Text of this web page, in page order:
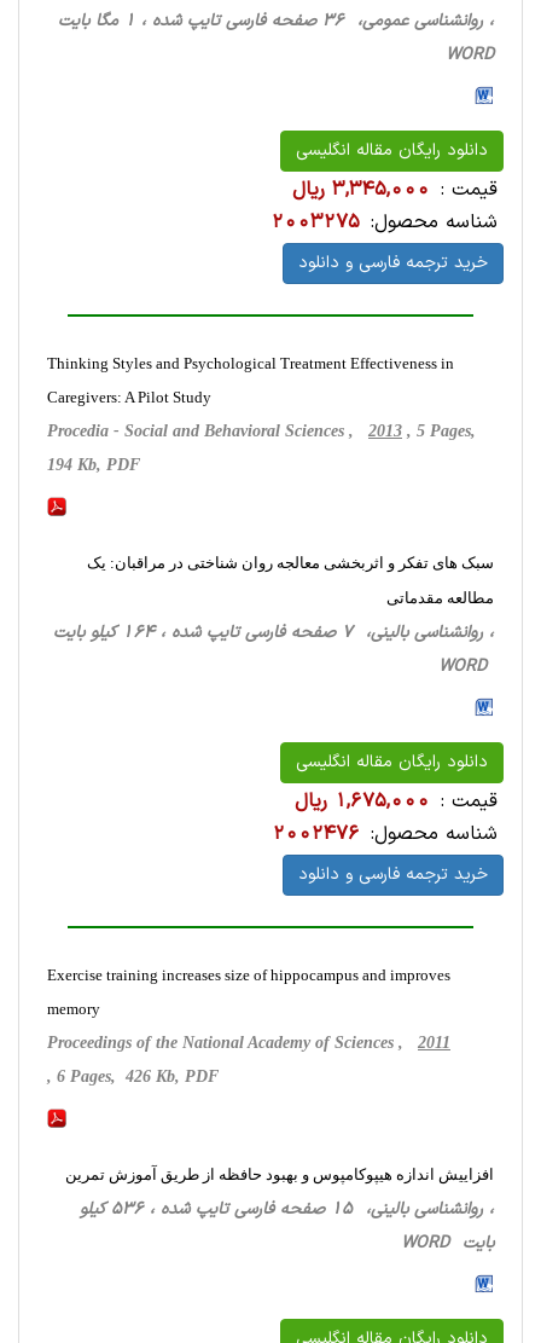
، روانشناسی‌ عمومی، 36 صفحه فارسی تایپ شده ، 1 مگا بایت
WORD
دانلود رایگان مقاله انگلیسی
قیمت : 3,345,000 ریال
شناسه محصول: 2003275
خرید ترجمه فارسی و دانلود
Thinking Styles and Psychological Treatment Effectiveness in
Caregivers: A Pilot Study
Procedia - Social and Behavioral Sciences , 2013 , 5 Pages,
194 Kb, PDF
سبک های تفکر و اثربخشی معالجه روان شناختی در مراقبان: یک
مطالعه مقدماتی
، روانشناسی ‌بالینی، 7 صفحه فارسی تایپ شده ، 164 کیلو بایت
WORD
دانلود رایگان مقاله انگلیسی
قیمت : 1,675,000 ریال
شناسه محصول: 2002476
خرید ترجمه فارسی و دانلود
Exercise training increases size of hippocampus and improves
memory
Proceedings of the National Academy of Sciences , 2011
, 6 Pages, 426 Kb, PDF
افزاییش اندازه هیپوکامپوس و بهبود حافظه از طریق آموزش تمرین
، روانشناسی ‌بالینی، 15 صفحه فارسی تایپ شده ، 536 کیلو
بایت WORD